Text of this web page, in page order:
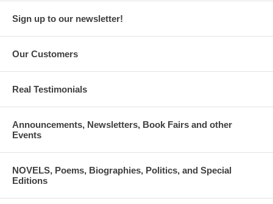
Sign up to our newsletter!
Our Customers
Real Testimonials
Announcements, Newsletters, Book Fairs and other
Events
NOVELS, Poems, Biographies, Politics, and Special
Editions